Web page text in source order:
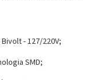
- 127/220V;
SMD;